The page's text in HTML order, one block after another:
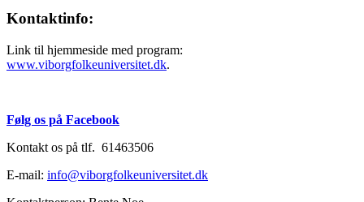
Kontaktinfo:
Link til hjemmeside med program:
www.viborgfolkeuniversitet.dk.
Følg os på Facebook
Kontakt os på tlf. 61463506
E-mail: info@viborgfolkeuniversitet.dk